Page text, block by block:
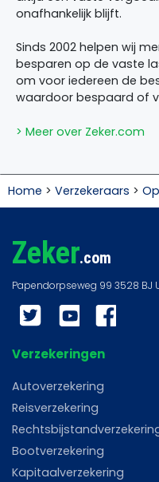
onafhankelijk blijft.
Sinds 2002 helpen wij
besparen op de vaste
om voor iedereen de
waardoor bespaard of
> Meer over Zeker.com
Home > Verzekeraars >
Zeker.com
Twitter YouTube
Verzekeringen
Autoverzekering
Reisverzekering
Bootverzekering
Kapitaalverzekering